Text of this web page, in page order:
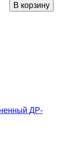
В корзину
ДР-